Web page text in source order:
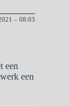
– 08:03
een
een